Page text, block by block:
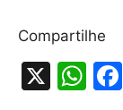
Compartilhe
X
W